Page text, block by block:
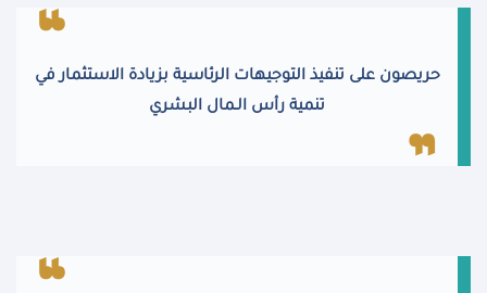
حريصون على تنفيذ التوجيهات الرئاسية بزيادة الاستثمار في
تنمية رأس الـمال البشري